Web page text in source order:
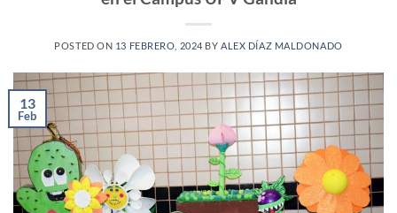
POSTED ON 13 FEBRERO, 2024 BYALEX DÍAZ MALDONADO
13
Feb